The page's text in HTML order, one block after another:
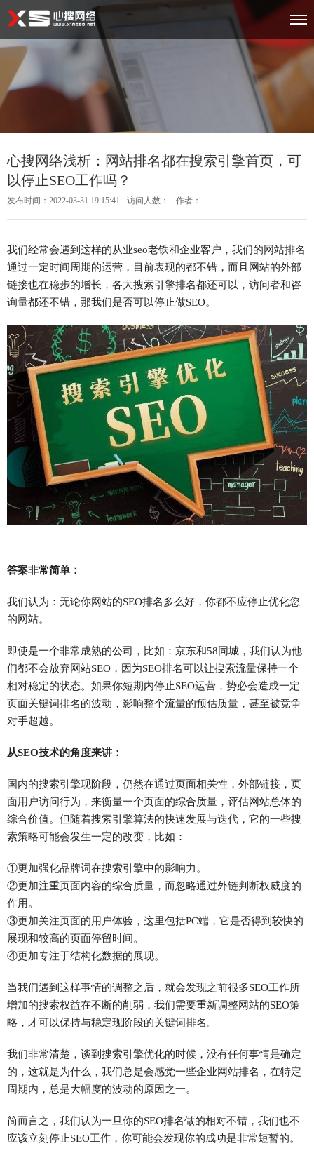
心搜网络浅析：网站排名都在搜索引擎首页，可
以停止SEO工作吗？
发布时间：2022-03-31 19:15:41 访问人数： 作者：
我们经常会遇到这样的从业seo老铁和企业客户，我们的网站排名
通过一定时间周期的运营，目前表现的都不错，而且网站的外部
链接也在稳步的增长，各大搜索引擎排名都还可以，访问者和咨
询量都还不错，那我们是否可以停止做SEO。
答案非常简单：
我们认为： 无论你网站的SEO排名多么好，你都不应停止优化您
的网站。
即使是一个非常成熟的公司，比如： 京东和58同城，我们认为他
们都不会放弃网站SEO，因为SEO排名可以让搜索流量保持一个
相对稳定的状态。 如果你短期内停止SEO运营，势必会造成一定
页面关键词排名的波动，影响整个流量的预估质量，甚至被竞争
对手超越。
从SEO技术的角度来讲 ：
国内的搜索引擎现阶段，仍然在通过页面相关性，外部链接，页
面用户访问行为，来衡量一个页面的综合质量，评估网站总体的
综合价值。 但随着搜索引擎算法的快速发展与迭代，它的一些搜
索策略可能会发生一定的改变，比如：
①更加强化品牌词在搜索引擎中的影响力。
②更加注重页面内容的综合质量，而忽略通过外链判断权威度的
作用。
③更加关注页面的用户体验，这里包括PC端，它是否得到较快的
展现和较高的页面停留时间。
④更加专注于结构化数据的展现。
当我们遇到这样事情的调整之后，就会发现之前很多SEO工作所
增加的搜索权益在不断的削弱，我们需要重新调整网站的SEO策
略，才可以保持与稳定现阶段的关键词排名。
我们非常清楚，谈到搜索引擎优化的时候，没有任何事情是确定
的，这就是为什么，我们总是会感觉一些企业网站排名，在特定
周期内，总是大幅度的波动的原因之一。
简而言之，我们认为一旦你的SEO排名做的相对不错，我们也不
应该立刻停止SEO工作，你可能会发现你的成功是非常短暂的。